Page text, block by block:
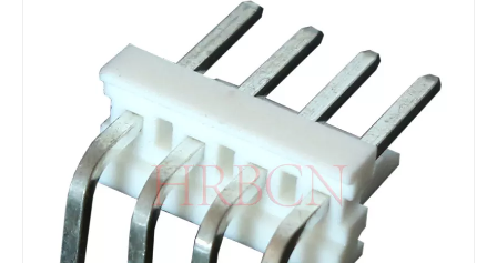
IDC-Steckverbinder der Serie M7060(I) mit Verriegelungsrampe